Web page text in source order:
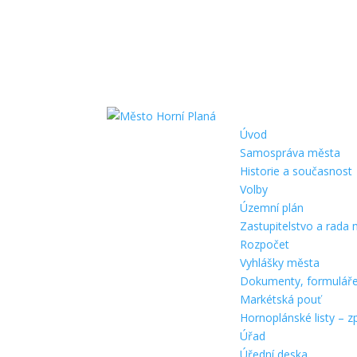
Úvod
Samospráva města
Historie a současnost
Volby
Územní plán
Zastupitelstvo a rada
Rozpočet
Vyhlášky města
Dokumenty, formuláře
Markétská pouť
Hornoplánské listy –
Úřad